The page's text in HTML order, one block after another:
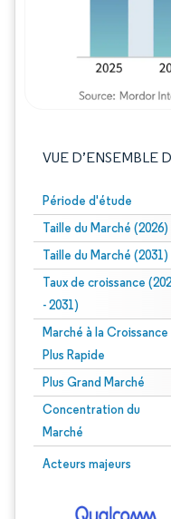
VUE D’ENSEMBLE
Période d'étude
Taille du Marché (2026)
Taille du Marché (2031)
Taux de croissance
- 2031)
Marché à la Croissance
Plus Rapide
Plus Grand Marché
Concentration du
Marché
Acteurs majeurs
Image © Mordor